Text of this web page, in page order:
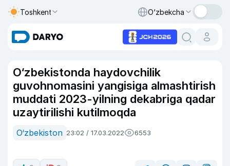
Toshkent O‘zbekcha
O‘zbekistonda haydovchilik
guvohnomasini yangisiga almashtirish
muddati 2023-yilning dekabriga qadar
uzaytirilishi kutilmoqda
O‘zbekiston 23:02 / 17.03.2022 6553